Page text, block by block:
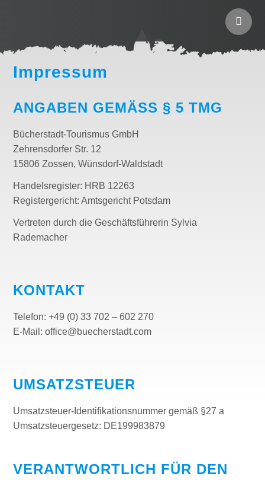
Impressum
ANGABEN GEMÄSS § 5 TMG
Bücherstadt-Tourismus GmbH
Zehrensdorfer Str. 12
15806 Zossen, Wünsdorf-Waldstadt
Handelsregister: HRB 12263
Registergericht: Amtsgericht Potsdam
Vertreten durch die Geschäftsführerin Sylvia
Rademacher
KONTAKT
Telefon: +49 (0) 33 702 – 602 270
E-Mail: office@buecherstadt.com
UMSATZSTEUER
Umsatzsteuer-Identifikationsnummer gemäß §27 a
Umsatzsteuergesetz: DE199983879
VERANTWORTLICH FÜR DEN